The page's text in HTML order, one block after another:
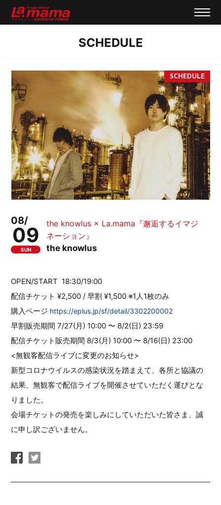
SCHEDULE
08/
09
SUN
the knowlus × La.mama『邂逅するイマジ
ネーション』
the knowlus
OPEN/START 18:30/19:00
配信チケット ¥2,500 / 早割 ¥1,500 ※1人1枚のみ
購入ページ https://eplus.jp/sf/detail/3302200002
早割販売期間 7/27(月) 10:00 〜 8/2(日) 23:59
配信チケット販売期間 8/3(月) 10:00 〜 8/16(日) 23:00
<無観客配信ライブに変更のお知らせ>
新型コロナウイルスの感染状況を踏まえて、各所と協議の
結果、無観客で配信ライブを開催させていただく運びとな
りました。
会場チケットの発売を楽しみにしていただいた皆さま、誠
に申し訳ございません。